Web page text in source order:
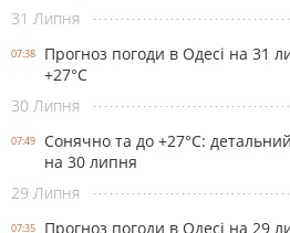
31 Липня
07:38
Прогноз погоди в Одесі на 31
+27°С
30 Липня
07:49
Сонячно та до +27°С:
на 30 липня
29 Липня
07:35 Прогноз погоди в Одесі на 29